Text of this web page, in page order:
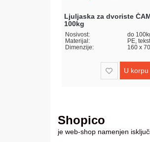
Ljuljaska za dvoriste
100kg
Nosivost:
do
Materijal:
PE,
Dimenzije:
160 x
U korpu
Shopico
je web-shop namenjen